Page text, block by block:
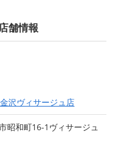
舗情報
沢ヴィサージュ店
昭和町16-1ヴィサージュ